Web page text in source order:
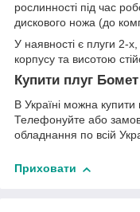
рослинності під час
дискового ножа (до
У наявності є плуги 2-
корпусу та висотою
Купити плуг Бомет
В Україні можна купити
Телефонуйте або
обладнання по всій
Приховати